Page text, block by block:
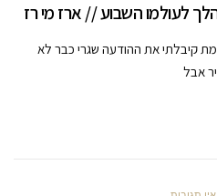
לעולמו השבוע // ארז מי רז
קיבלתי את ההודעה שגרי כבר לא
אבל